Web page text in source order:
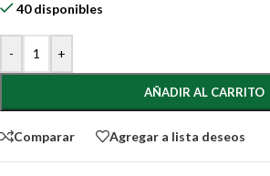
40 disponibles
- +
AÑADIR AL CARRITO
Comparar Agregar a lista deseos